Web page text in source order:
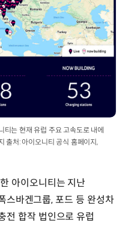
티는 현재 유럽 주요 고속도로 내에
출처: 아이오니티 공식 홈페이지,
아이오니티는 지난
바겐그룹, 포드 등 완성차
전 합작 법인으로 유럽